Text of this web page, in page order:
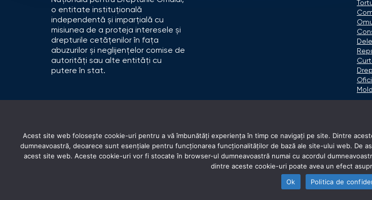
o entitate instituțională
independentă și imparțială cu
misiunea de a proteja interesele și
drepturile cetățenilor în fața
abuzurilor și neglijențelor comise de
autorități sau alte entități cu
putere în stat.
Acest site web folosește cookie-uri pentru a vă îmbunătăți experiența în timp ce navigați pe site. Dintre
dumneavoastră, deoarece sunt esențiale pentru funcționarea funcționalităților de bază ale site-ului web. De
acest site web. Aceste cookie-uri vor fi stocate în browser-ul dumneavoastră numai cu acordul
dintre aceste cookie-uri poate avea un efect
Ok
Politica de